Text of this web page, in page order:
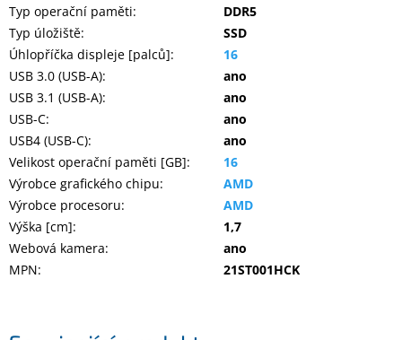
Typ operační paměti:
DDR5
Typ úložiště:
SSD
Úhlopříčka displeje [palců]:
16
USB 3.0 (USB-A):
ano
USB 3.1 (USB-A):
ano
USB-C:
ano
USB4 (USB-C):
ano
Velikost operační paměti [GB]:
16
Výrobce grafického chipu:
AMD
Výrobce procesoru:
AMD
Výška [cm]:
1,7
Webová kamera:
ano
MPN: 21ST001HCK